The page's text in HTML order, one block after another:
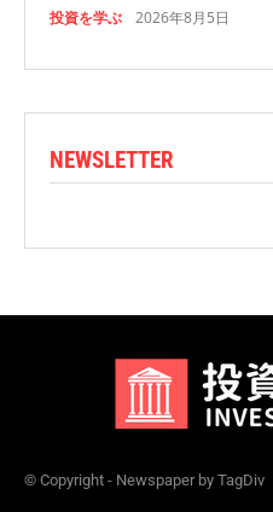
投資を学ぶ 2026年8月5日
NEWSLETTER
© Copyright - Newspaper by TagDiv